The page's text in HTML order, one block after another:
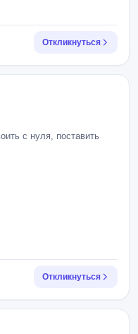
Откликнуться
с нуля, поставить
Откликнуться